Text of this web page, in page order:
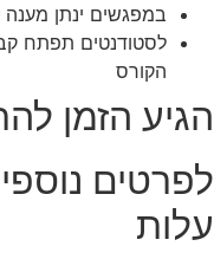
במפגשים ינתן
לסטודנטים תפתח
הקורס
הגיע הזמן
לפרטים
עלות